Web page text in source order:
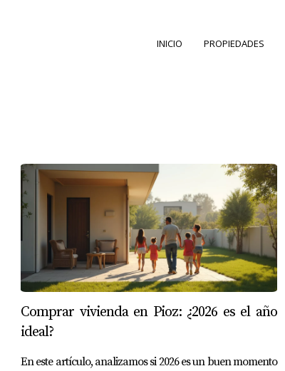
INICIO PROPIEDADES
Comprar vivienda en Pioz: ¿2026 es el año
ideal?
En este artículo, analizamos si 2026 es un buen momento